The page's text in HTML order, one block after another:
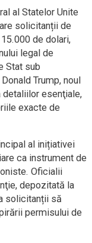
al Statelor Unite
solicitanții de
de dolari,
legal de
Stat sub
Trump, noul
esenţiale,
exacte de
al inițiativei
ca instrument de
Oficialii
depozitată la
solicitanții să
permisului de